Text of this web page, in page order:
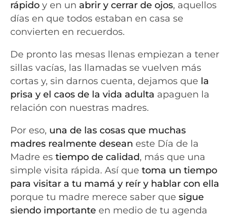
rápido y en un abrir y cerrar de ojos, aquellos
días en que todos estaban en casa se
convierten en recuerdos.
De pronto las mesas llenas empiezan a tener
sillas vacías, las llamadas se vuelven más
cortas y, sin darnos cuenta, dejamos que la
prisa y el caos de la vida adulta apaguen la
relación con nuestras madres.
Por eso, una de las cosas que muchas
madres realmente desean este Día de la
Madre es tiempo de calidad, más que una
simple visita rápida. Así que toma un tiempo
para visitar a tu mamá y reír y hablar con ella
porque tu madre merece saber que sigue
siendo importante en medio de tu agenda